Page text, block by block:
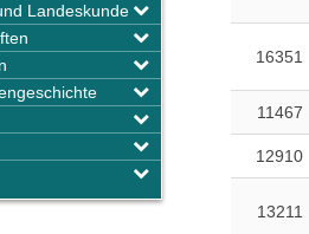
Landeskunde
16351
11467
12910
13211